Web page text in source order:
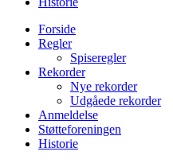
Forside
Regler
Spiseregler
Rekorder
Nye rekorder
Udgåede rekorder
Anmeldelse
Støtteforeningen
Historie